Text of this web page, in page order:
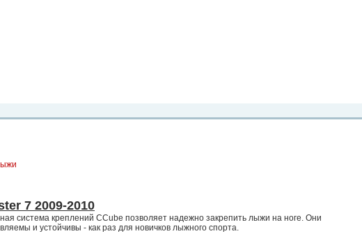
7 2009-2010
система креплений CCube позволяет надежно закрепить лыжи на ноге. Они
и устойчивы - как раз для новичков лыжного спорта.